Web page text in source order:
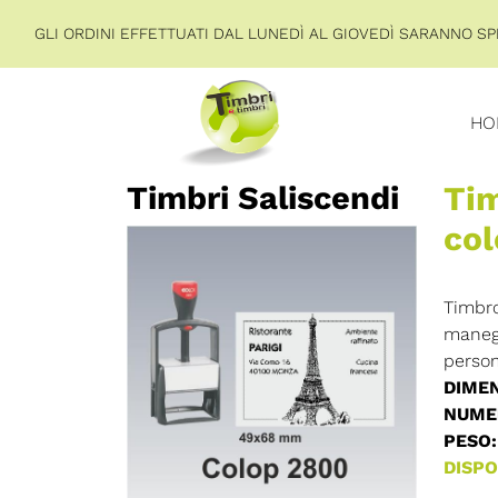
GLI ORDINI EFFETTUATI DAL LUNEDÌ AL GIOVEDÌ SARANNO
Timbri Saliscendi
PESO: